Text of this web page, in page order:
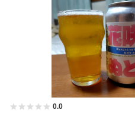
0.0